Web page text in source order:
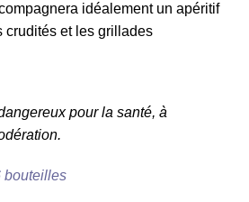
idéalement un apéritif
crudités et les grillades
pour la santé, à
bouteilles